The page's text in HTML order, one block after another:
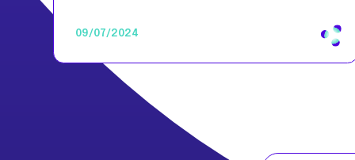
09/07/2024